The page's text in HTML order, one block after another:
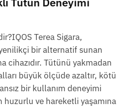
Terea Sigara,
bir alternatif sunan
cihazıdır. Tütünü yakmadan
büyük ölçüde azaltır, kötü
bir kullanım deneyimi
huzurlu ve hareketli yaşamına